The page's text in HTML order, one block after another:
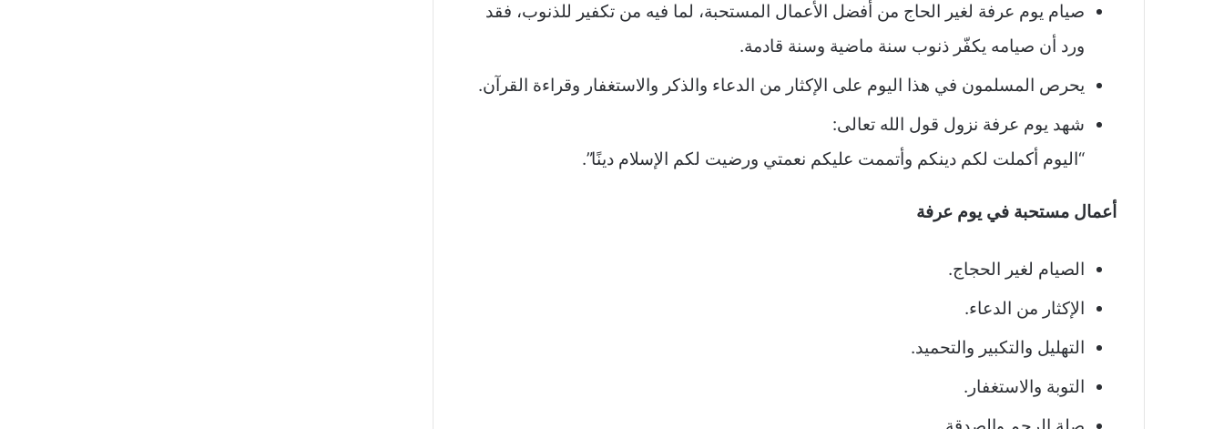
صيام يوم عرفة لغير الحاج من أفضل الأعمال المستحبة، لما فيه من تكفير للذنوب، فقد
ورد أن صيامه يكفّر ذنوب سنة ماضية وسنة قادمة.
يحرص المسلمون في هذا اليوم على الإكثار من الدعاء والذكر والاستغفار وقراءة القرآن.
شهد يوم عرفة نزول قول الله تعالى:
“اليوم أكملت لكم دينكم وأتممت عليكم نعمتي ورضيت لكم الإسلام دينًا”.
أعمال مستحبة في يوم عرفة
الصيام لغير الحجاج.
الإكثار من الدعاء.
التهليل والتكبير والتحميد.
التوبة والاستغفار.